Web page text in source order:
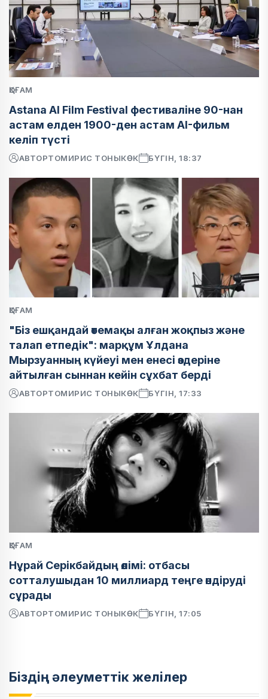
ҚОҒАМ
Astana AI Film Festival фестиваліне 90-нан
астам елден 1900-ден астам AI-фильм
келіп түсті
АВТОРТОМИРИС ТОНЫКӨК БҮГІН, 18:37
ҚОҒАМ
"Біз ешқандай өтемақы алған жоқпыз және
талап етпедік": марқұм Ұлдана
Мырзуанның күйеуі мен енесі өздеріне
айтылған сыннан кейін сұхбат берді
АВТОРТОМИРИС ТОНЫКӨК БҮГІН, 17:33
ҚОҒАМ
Нұрай Серікбайдың өлімі: отбасы
сотталушыдан 10 миллиард теңге өндіруді
сұрады
АВТОРТОМИРИС ТОНЫКӨК БҮГІН, 17:05
Біздің әлеуметтік желілер